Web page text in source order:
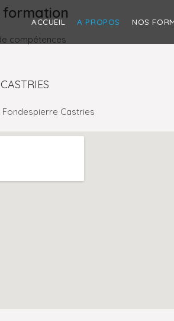
ACCUEIL A PROPOS NOS
formation
compétences
Fondespierre Castries